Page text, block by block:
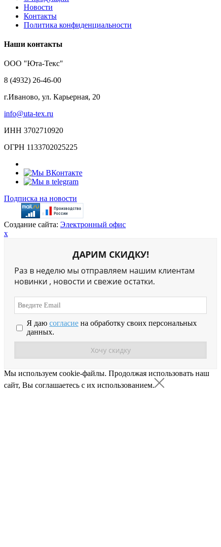
Новости
Контакты
Политика конфиденциальности
Наши контакты
ООО "Юта-Текс"
8 (4932) 26-46-00
г.Иваново, ул. Карьерная, 20
info@uta-tex.ru
ИНН 3702710920
ОГРН 1133702025225
Подписка на новости
Создание сайта: Электронный офис
x
ДАРИМ СКИДКУ!
Раз в неделю мы отправляем нашим клиентам
новинки , новости и свежие остатки.
Я даю согласие на обработку своих персональных
данных.
Мы используем cookie-файлы. Продолжая использовать наш
сайт, Вы соглашаетесь с их использованием.